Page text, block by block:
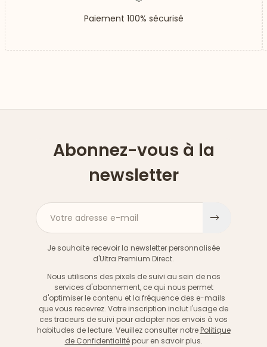
Paiement 100% sécurisé
Abonnez-vous à la
newsletter
Votre adresse e-mail
Je souhaite recevoir la newsletter personnalisée
d'Ultra Premium Direct.
Nous utilisons des pixels de suivi au sein de nos
services d'abonnement, ce qui nous permet
d'optimiser le contenu et la fréquence des e-mails
que vous recevrez. Votre inscription inclut l'usage de
ces traceurs de suivi pour adapter nos envois à vos
habitudes de lecture. Veuillez consulter notre Politique
de Confidentialitépour en savoir plus.